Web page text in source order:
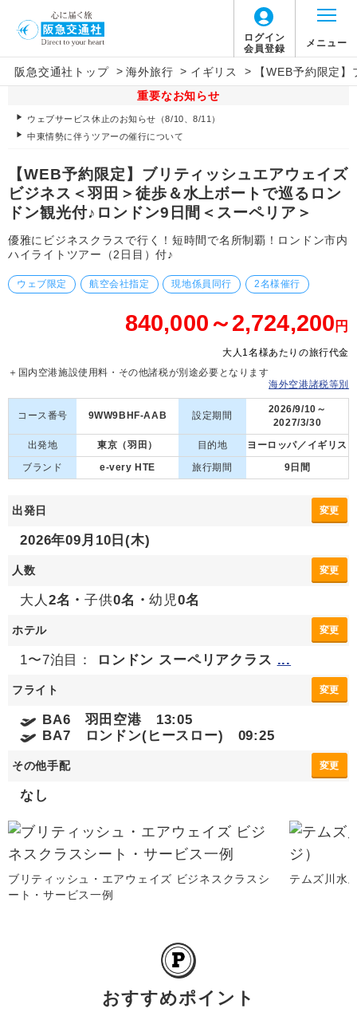
ログイン
会員登録
メニュー
阪急交通社トップ > 海外旅行 > イギリス >
【WEB予約限定
重要なお知らせ
ウェブサービス休止のお知らせ（8/10、8/11）
中東情勢に伴うツアーの催行について
【WEB予約限定】ブリティッシュエアウェイズ
ビジネス＜羽田＞徒歩＆水上ボートで巡るロン
ドン観光付♪ロンドン9日間＜スーペリア＞
優雅にビジネスクラスで行く！短時間で名所制覇！ロンドン市内
ハイライトツアー（2日目）付♪
ウェブ限定 航空会社指定 現地係員同行 2名様催行
840,000～2,724,200 円
大人1名様あたりの旅行代金
＋国内空港施設使用料・その他諸税が別途必要となります
海外空港諸税等別
コース番号 9WW9BHF-AAB 設定期間
2026/9/10～
2027/3/30
出発地
東京（羽田） 目的地
ヨーロッパ／イギリス
ブランド
e-very HTE 旅行期間 9日間
出発日 変更
2026年09月10日(木)
人数 変更
大人 2名・子供0名・幼児0名
ホテル 変更
1〜7泊目： ロンドン スーペリアクラス ...
フライト 変更
BA6 羽田空港 13:05
BA7 ロンドン(ヒースロー) 09:25
その他手配 変更
なし
ブリティッシュ・エアウェイズ ビジネスクラスシ
ート・サービス一例
テムズ川水
おすすめポイント